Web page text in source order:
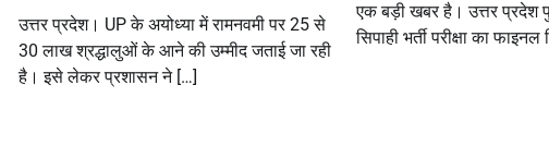
उत्तर प्रदेश। UP के अयोध्या में रामनवमी पर 25 से
30 लाख श्रद्धालुओं के आने की उम्मीद जताई जा रही
है। इसे लेकर प्रशासन ने […]
एक बड़ी खबर है। उत्तर प्रदेश
सिपाही भर्ती परीक्षा का